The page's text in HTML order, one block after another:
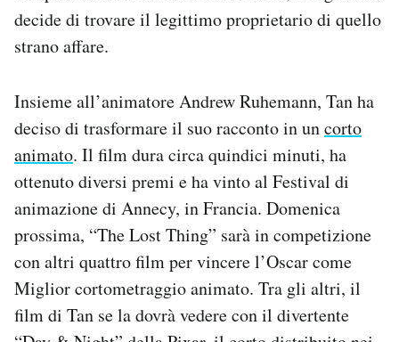
CALENDARIO
AREA PERSONALE
Newsletter
Notifiche mobile
Regala il Post
Hai bisogno di aiuto?
Esci
decide di trovare il legittimo proprietario di quello
strano affare.
Insieme all’animatore Andrew Ruhemann, Tan ha
deciso di trasformare il suo racconto in uncorto
animato. Il film dura circa quindici minuti, ha
ottenuto diversi premi e ha vinto al Festival di
animazione di Annecy, in Francia. Domenica
prossima, “The Lost Thing” sarà in competizione
con altri quattro film per vincere l’Oscar come
Miglior cortometraggio animato. Tra gli altri, il
film di Tan se la dovrà vedere con il divertente